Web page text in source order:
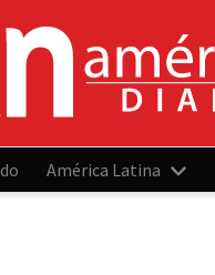
América Latina